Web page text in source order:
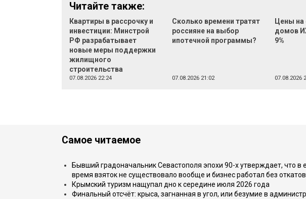
Читайте также:
Квартиры в рассрочку и
инвестиции: Минстрой
РФ разрабатывает
новые меры поддержки
жилищного
строительства
07.08.2026 22:24
Сколько времени тратят
россияне на выбор
ипотечной программы?
07.08.2026 21:02
Цены на
домов
9%
07.08.2026
Самое читаемое
Бывший градоначальник Севастополя эпохи 90-х утверждает, что в
время взяток не существовало вообще и бизнес работал без откатов
Крымский туризм нащупал дно к середине июля 2026 года
Финальный отсчёт: крыса, загнанная в угол, или безумие в